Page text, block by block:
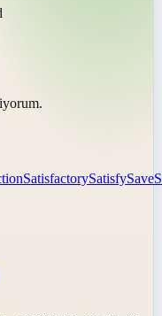
.
SatisfactorySatisfySave